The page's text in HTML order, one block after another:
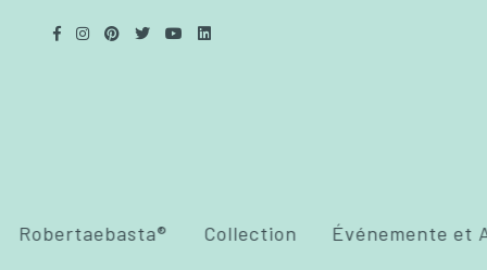
Robertaebasta® Collection Événemente et